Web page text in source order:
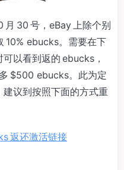
月 30 号，eBay 上除个别
10% ebucks。需要在下
以看到返的 ebucks，
$500 ebucks。此为定
议到按照下面的方式重
返还激活链接